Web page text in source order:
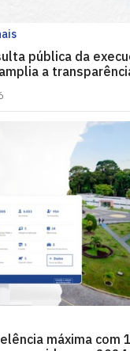
pública da
a
máxima com